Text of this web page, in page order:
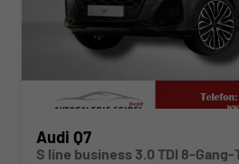
Audi Q7
S line business 3.0 TDI 8-